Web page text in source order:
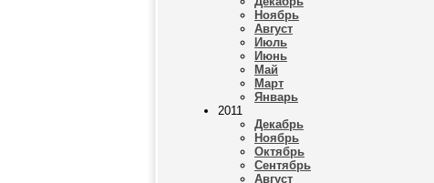
Ноябрь
Август
Июль
Июнь
Май
Март
Январь
2011
Декабрь
Ноябрь
Октябрь
Сентябрь
Август